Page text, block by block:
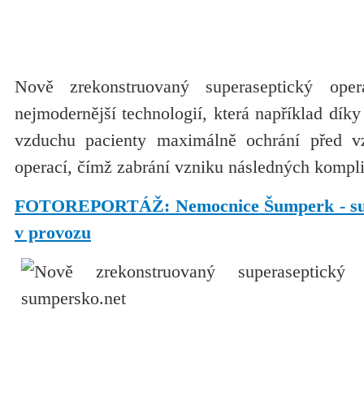
Nově zrekonstruovaný superaseptický
nejmodernější technologií, která například
vzduchu pacienty maximálně ochrání před
operací, čímž zabrání vzniku následných
FOTOREPORTÁŽ: Nemocnice Šumperk -
v provozu